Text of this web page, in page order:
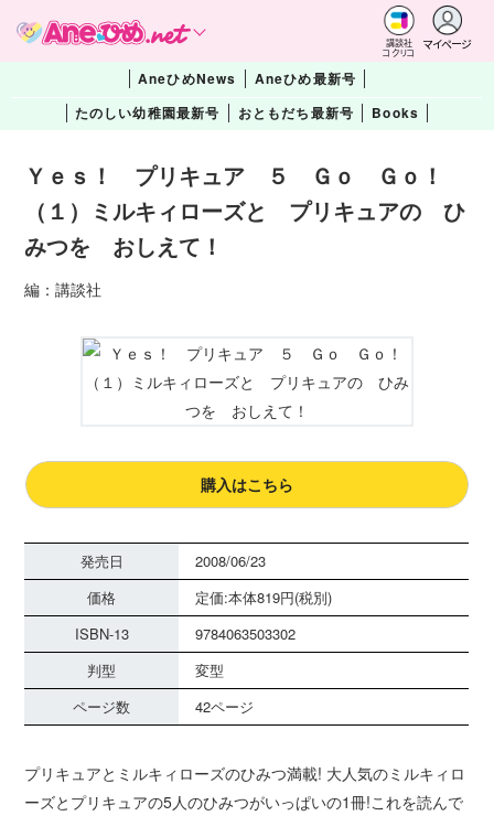
講談社
コクリコ
マイページ
AneひめNews
Aneひめ最新号
たのしい幼稚園最新号
おともだち最新号 Books
Ｙｅｓ！ プリキュア ５ Ｇｏ Ｇｏ！
（１）ミルキィローズと プリキュアの ひ
みつを おしえて！
編：講談社
購入はこちら
発売日
2008/06/23
価格
定価:本体819円(税別)
ISBN-13
9784063503302
判型
変型
ページ数
42ページ
プリキュアとミルキィローズのひみつ満載! 大人気のミルキィロ
ーズとプリキュアの5人のひみつがいっぱいの1冊!これを読んで